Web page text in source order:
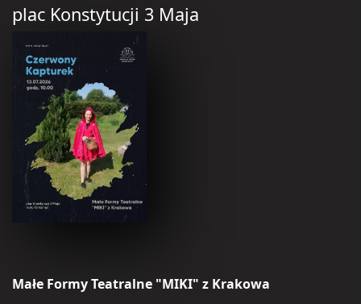
plac Konstytucji 3 Maja
Małe Formy Teatralne "MIKI" z Krakowa